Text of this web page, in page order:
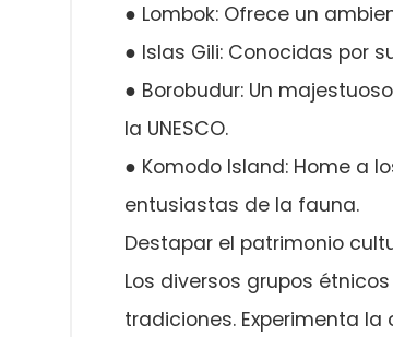
● Lombok: Ofrece un
● Islas Gili: Conocidas por
● Borobudur: Un
la UNESCO.
● Komodo Island: Home a
entusiastas de la fauna.
Destapar el patrimonio
Los diversos grupos
tradiciones. Experimenta